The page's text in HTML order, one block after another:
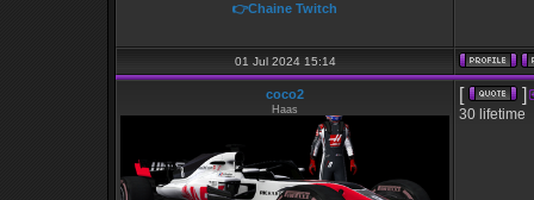
👉Chaine Twitch
01 Jul 2024 15:14
coco2
Haas
[ ]
30 lifetime